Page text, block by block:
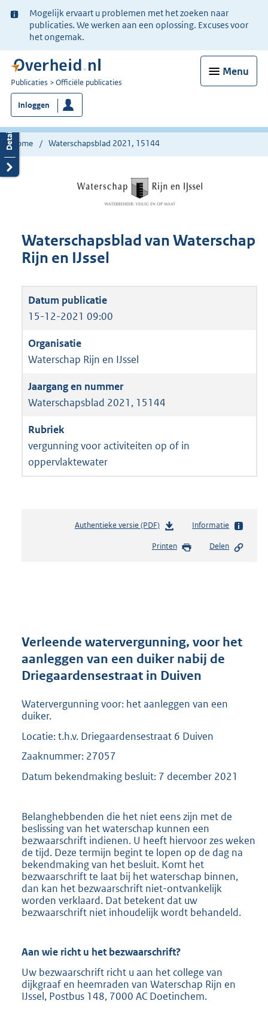
Ter
informatie:
Mogelijk ervaart u problemen met het zoeken naar
publicaties. We werken aan een oplossing. Excuses voor
het ongemak.
Menu
U
bent
nu
hier:
Publicaties Officiële publicaties
Inloggen
Home Waterschapsblad 2021, 15144
Waterschapsblad van Waterschap
Rijn en IJssel
15-12-2021 09:00
Waterschap Rijn en IJssel
Waterschapsblad 2021, 15144
vergunning voor activiteiten op of in
oppervlaktewater
Authentieke versie (PDF)b
s
r
o
e
0
b
Informatie
Printen Delen
Verleende watervergunning, voor het
aanleggen van een duiker nabij de
Driegaardensestraat in Duiven
Watervergunning voor: het aanleggen van een
duiker.
Locatie: t.h.v. Driegaardensestraat 6 Duiven
Zaaknummer: 27057
Datum bekendmaking besluit: 7 december 2021
Belanghebbenden die het niet eens zijn met de
beslissing van het waterschap kunnen een
bezwaarschrift indienen. U heeft hiervoor zes weken
de tijd. Deze termijn begint te lopen op de dag na
bekendmaking van het besluit. Komt het
bezwaarschrift te laat bij het waterschap binnen,
dan kan het bezwaarschrift niet-ontvankelijk
worden verklaard. Dat betekent dat uw
bezwaarschrift niet inhoudelijk wordt behandeld.
Aan wie richt u het bezwaarschrift?
Uw bezwaarschrift richt u aan het college van
dijkgraaf en heemraden van Waterschap Rijn en
IJssel, Postbus 148, 7000 AC Doetinchem.